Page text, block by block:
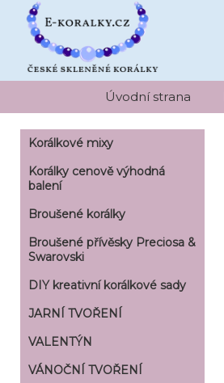
Úvodní strana
Korálkové mixy
Korálky cenově výhodná
balení
Broušené korálky
Broušené přívěsky Preciosa &
Swarovski
DIY kreativní korálkové sady
JARNÍ TVOŘENÍ
VALENTÝN
VÁNOČNÍ TVOŘENÍ